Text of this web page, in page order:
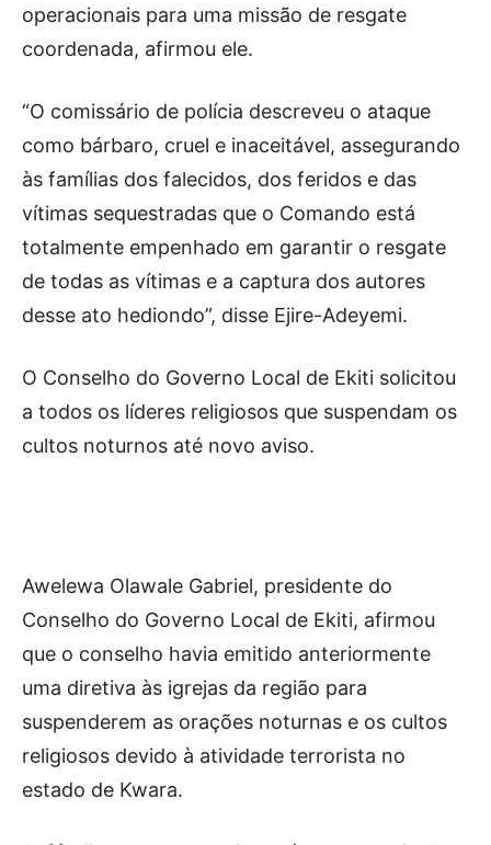
operacionais para uma missão de resgate
coordenada, afirmou ele.
“O comissário de polícia descreveu o ataque
como bárbaro, cruel e inaceitável, assegurando
às famílias dos falecidos, dos feridos e das
vítimas sequestradas que o Comando está
totalmente empenhado em garantir o resgate
de todas as vítimas e a captura dos autores
desse ato hediondo”, disse Ejire-Adeyemi.
O Conselho do Governo Local de Ekiti solicitou
a todos os líderes religiosos que suspendam os
cultos noturnos até novo aviso.
Awelewa Olawale Gabriel, presidente do
Conselho do Governo Local de Ekiti, afirmou
que o conselho havia emitido anteriormente
uma diretiva às igrejas da região para
suspenderem as orações noturnas e os cultos
religiosos devido à atividade terrorista no
estado de Kwara.